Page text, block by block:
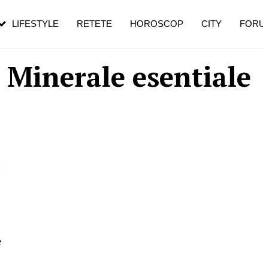
Minerale esentiale
LIFESTYLE RETETE HOROSCOP CITY
pe măsură ce înaintezi în vârstă